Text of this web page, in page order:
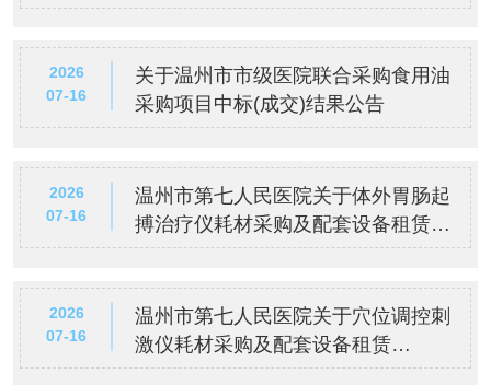
2026
07-16
关于温州市市级医院联合采购食用油
采购项目中标(成交)结果公告
2026
07-16
温州市第七人民医院关于体外胃肠起
搏治疗仪耗材采购及配套设备租赁
（2026）中标(成交)结果公告
2026
07-16
温州市第七人民医院关于穴位调控刺
激仪耗材采购及配套设备租赁
（2026-2027年度）中标(成交)结果